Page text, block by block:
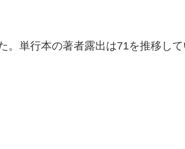
。単行本の著者露出は71を推移し